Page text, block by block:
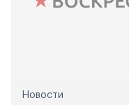
Новости